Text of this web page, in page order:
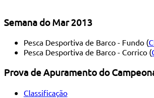
Semana do Mar 2013
Pesca Desportiva de Barco - Fundo (
Pesca Desportiva de Barco - Corrico (
Prova de Apuramento do
Classificação